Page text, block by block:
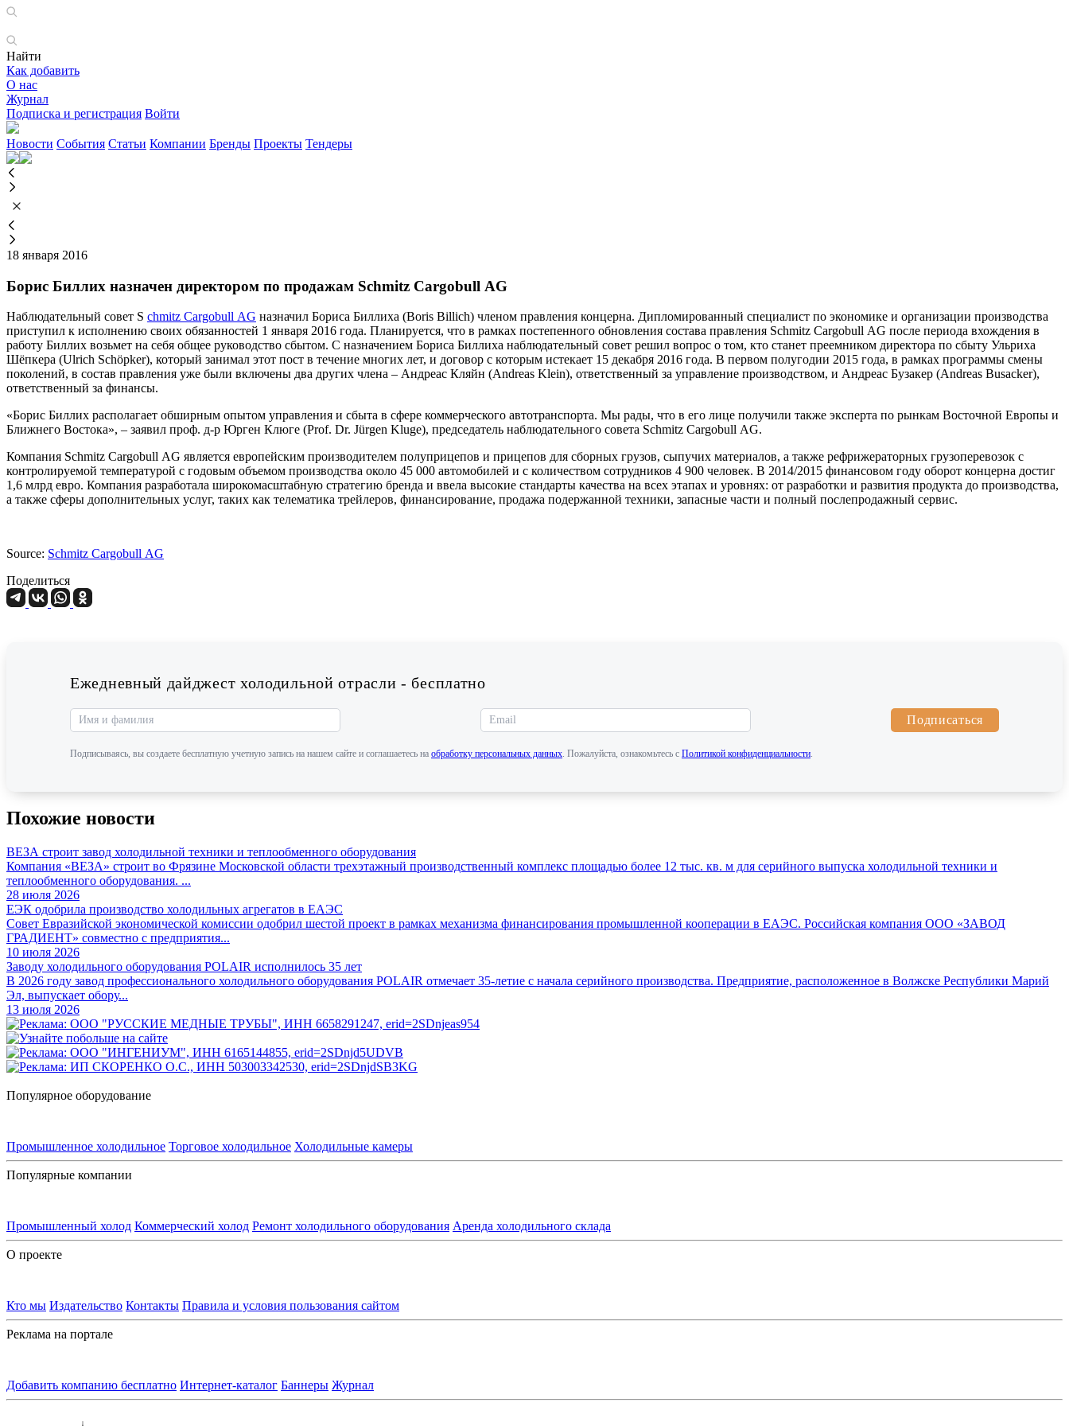
Найти
Как добавить
О нас
Журнал
Подписка и регистрация Войти
Новости События Статьи Компании Бренды Проекты Тендеры
18 января 2016
Борис Биллих назначен директором по продажам Schmitz Cargobull AG
Наблюдательный совет S chmitz Cargobull AG назначил Бориса Биллиха (Boris Billich) членом правления концерна. Дипломированный специалист по экономике и организации производства
приступил к исполнению своих обязанностей 1 января 2016 года. Планируется, что в рамках постепенного обновления состава правления Schmitz Cargobull AG после периода вхождения в
работу Биллих возьмет на себя общее руководство сбытом. С назначением Бориса Биллиха наблюдательный совет решил вопрос о том, кто станет преемником директора по сбыту Ульриха
Шёпкера (Ulrich Schöpker), который занимал этот пост в течение многих лет, и договор с которым истекает 15 декабря 2016 года. В первом полугодии 2015 года, в рамках программы смены
поколений, в состав правления уже были включены два других члена – Андреас Кляйн (Andreas Klein), ответственный за управление производством, и Андреас Бузакер (Andreas Busacker),
ответственный за финансы.
«Борис Биллих располагает обширным опытом управления и сбыта в сфере коммерческого автотранспорта. Мы рады, что в его лице получили также эксперта по рынкам Восточной Европы и
Ближнего Востока», – заявил проф. д-р Юрген Клюге (Prof. Dr. Jürgen Kluge), председатель наблюдательного совета Schmitz Cargobull AG.
Компания Schmitz Cargobull AG является европейским производителем полуприцепов и прицепов для сборных грузов, сыпучих материалов, а также рефрижераторных грузоперевозок с
контролируемой температурой с годовым объемом производства около 45 000 автомобилей и с количеством сотрудников 4 900 человек. В 2014/2015 финансовом году оборот концерна достиг
1,6 млрд евро. Компания разработала широкомасштабную стратегию бренда и ввела высокие стандарты качества на всех этапах и уровнях: от разработки и развития продукта до производства,
а также сферы дополнительных услуг, таких как телематика трейлеров, финансирование, продажа подержанной техники, запасные части и полный послепродажный сервис.
Source: Schmitz Cargobull AG
Поделиться
Ежедневный дайджест холодильной отрасли - бесплатно
Подписаться
Подписываясь, вы создаете бесплатную учетную запись на нашем сайте и соглашаетесь на обработку персональных данных. Пожалуйста, ознакомьтесь с Политикой конфиденциальности.
Похожие новости
ВЕЗА строит завод холодильной техники и теплообменного оборудования
Компания «ВЕЗА» строит во Фрязине Московской области трехэтажный производственный комплекс площадью более 12 тыс. кв. м для серийного выпуска холодильной техники и
теплообменного оборудования. ...
28 июля 2026
ЕЭК одобрила производство холодильных агрегатов в ЕАЭС
Совет Евразийской экономической комиссии одобрил шестой проект в рамках механизма финансирования промышленной кооперации в ЕАЭС. Российская компания ООО «ЗАВОД
ГРАДИЕНТ» совместно с предприятия...
10 июля 2026
Заводу холодильного оборудования POLAIR исполнилось 35 лет
В 2026 году завод профессионального холодильного оборудования POLAIR отмечает 35-летие с начала серийного производства. Предприятие, расположенное в Волжске Республики Марий
Эл, выпускает обору...
13 июля 2026
Популярное оборудование
Промышленное холодильное Торговое холодильное Холодильные камеры
Популярные компании
Промышленный холод Коммерческий холод Ремонт холодильного оборудования Аренда холодильного склада
О проекте
Кто мы Издательство Контакты Правила и условия пользования сайтом
Реклама на портале
Добавить компанию бесплатно Интернет-каталог Баннеры Журнал